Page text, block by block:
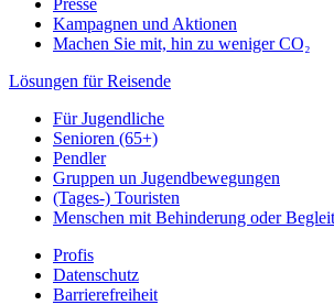
Presse
Kampagnen und Aktionen
Machen Sie mit, hin zu weniger CO₂
Lösungen für Reisende
Für Jugendliche
Senioren (65+)
Pendler
Gruppen un Jugendbewegungen
(Tages-) Touristen
Menschen mit Behinderung oder
Profis
Datenschutz
Barrierefreiheit